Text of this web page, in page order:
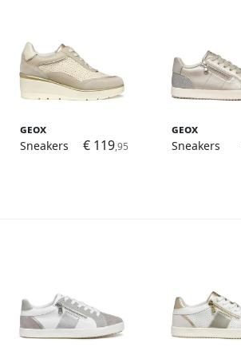
Geox
Sneakers
€ 119,95
Geox
Sneakers